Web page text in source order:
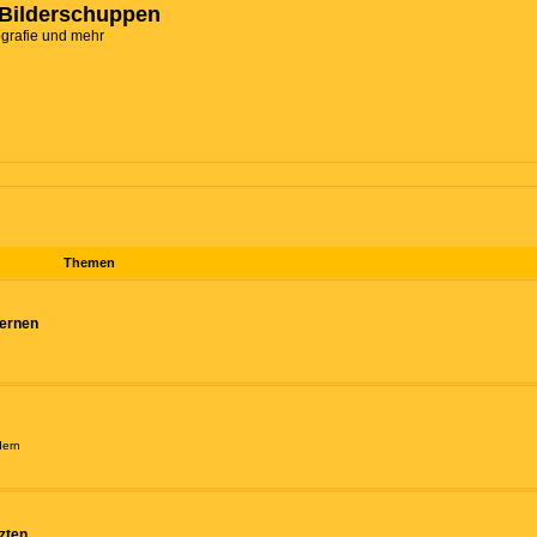
und mehr
Themen